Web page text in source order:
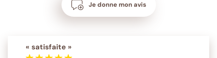
Je donne mon avis
« satisfaite »